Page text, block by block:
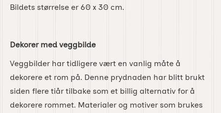
Bildets størrelse er 60 x 30 cm.
Dekorer med veggbilde
Veggbilder har tidligere vært en vanlig måte å
dekorere et rom på. Denne prydnaden har blitt brukt
siden flere tiår tilbake som et billig alternativ for å
dekorere rommet. Materialer og motiver som brukes